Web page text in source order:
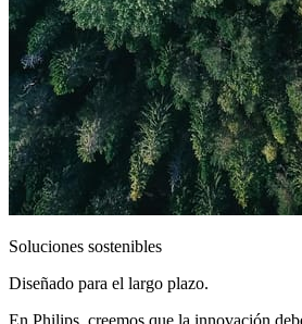
Soluciones sostenibles
Diseñado para el largo plazo.
En Philips, creemos que la innovación